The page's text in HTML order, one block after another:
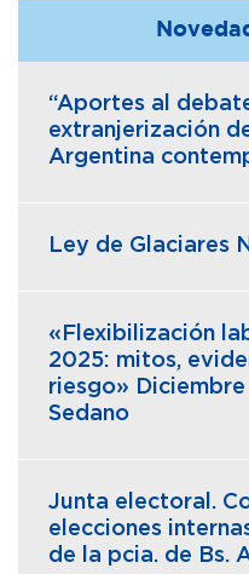
“Aportes al
extranjerización
Argentina
Ley de Glaciares
«Flexibilización
2025: mitos,
riesgo»
Sedano
Junta electoral.
elecciones
de la pcia. de Bs.